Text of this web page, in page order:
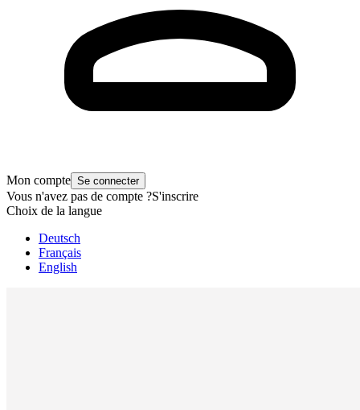
Mon compte Se connecter
Vous n'avez pas de compte ?S'inscrire
Choix de la langue
Deutsch
Français
English